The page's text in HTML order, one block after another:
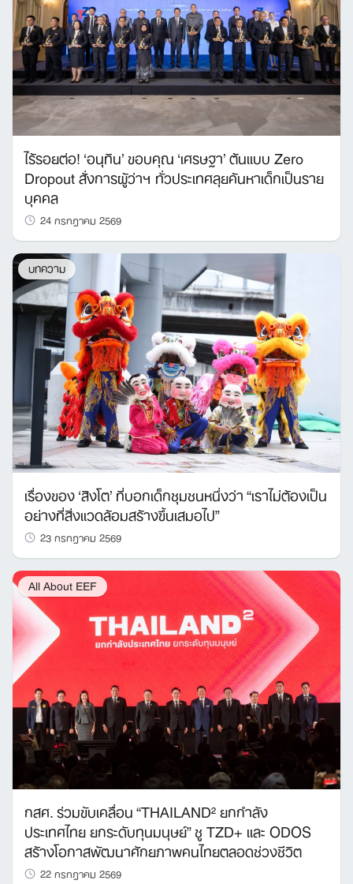
ไร้รอยต่อ! ‘อนุทิน’ ขอบคุณ ‘เศรษฐา’ ต้นแบบ Zero
Dropout สั่งการผู้ว่าฯ ทั่วประเทศลุยค้นหาเด็กเป็นราย
บุคคล
24 กรกฎาคม 2569
บทความ
เรื่องของ ‘สิงโต’ ที่บอกเด็กชุมชนหนึ่งว่า “เราไม่ต้องเป็น
อย่างที่สิ่งแวดล้อมสร้างขึ้นเสมอไป”
23 กรกฎาคม 2569
All About EEF
กสศ. ร่วมขับเคลื่อน “THAILAND² ยกกำลัง
ประเทศไทย ยกระดับทุนมนุษย์” ชู TZD+ และ ODOS
สร้างโอกาสพัฒนาศักยภาพคนไทยตลอดช่วงชีวิต
22 กรกฎาคม 2569